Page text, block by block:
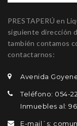
PRESTAPERÚ en
siguiente dirección
también contamos
contactarnos:
Avenida
Teléfono: 054-
Inmuebles al:
E-mail´s: